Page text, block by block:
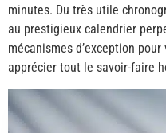
minutes. Du très utile
au prestigieux calendrier
mécanismes d’exception
apprécier tout le savoir-faire